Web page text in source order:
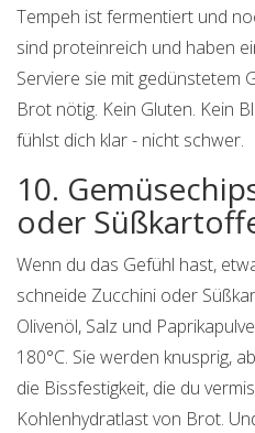
Tempeh ist fermentiert und
sind proteinreich und haben
Serviere sie mit gedünstetem
Brot nötig. Kein Gluten. Kein
fühlst dich klar - nicht schwer.
10.
oder
Wenn du das Gefühl hast,
schneide Zucchini oder
Olivenöl, Salz und
180°C. Sie werden knusprig,
die Bissfestigkeit, die du
Kohlenhydratlast von Brot.